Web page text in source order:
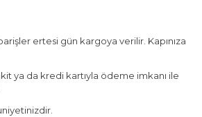
ertesi gün kargoya verilir. Kapınıza
ya da kredi kartıyla ödeme imkanı ile